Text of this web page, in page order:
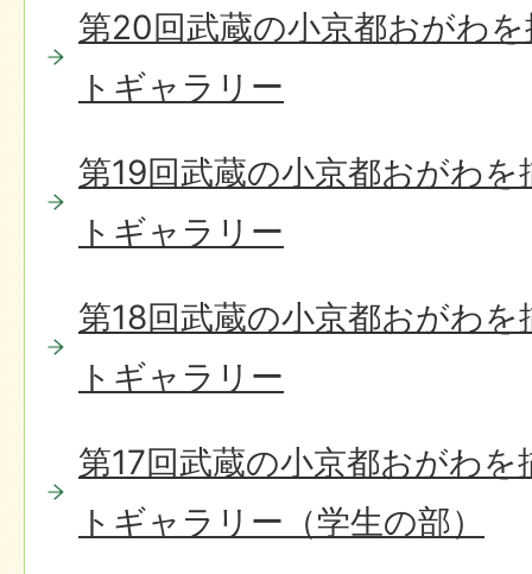
第20回武蔵の小京都おがわ
トギャラリー
第19回武蔵の小京都おがわ
トギャラリー
第18回武蔵の小京都おがわ
トギャラリー
第17回武蔵の小京都おがわ
トギャラリー（学生の部）